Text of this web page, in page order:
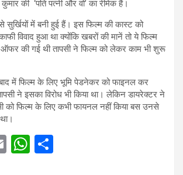
की ‘पति पत्नी और वो’ का रीमेक हैं।
सुर्खियों में बनी हुई हैं। इस फिल्म की कास्ट को
विवाद हुआ था क्योंकि खबरों की मानें तो ये फिल्म
ऑफर की गई थी तापसी ने फिल्म को लेकर काम भी शुरू
में फिल्म के लिए भूमि पेडनेकर को फाइनल कर
ने इसका विरोध भी किया था। लेकिन डायरेक्टर ने
को फिल्म के लिए कभी फायनल नहीं किया बस उनसे
E
W